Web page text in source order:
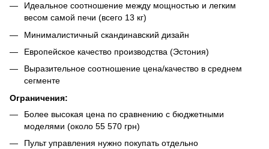
Идеальное соотношение между мощностью и легким
весом самой печи (всего 13 кг)
Минималистичный скандинавский дизайн
Европейское качество производства (Эстония)
Выразительное соотношение цена/качество в среднем
сегменте
Ограничения:
Более высокая цена по сравнению с бюджетными
моделями (около 55 570 грн)
Пульт управления нужно покупать отдельно